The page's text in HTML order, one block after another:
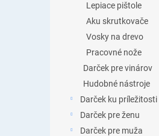
Lepiace pištole
Aku skrutkovače
Vosky na drevo
Pracovné nože
Darček pre vinárov
Hudobné nástroje
Darček ku príležitosti
Darček pre ženu
Darček pre muža